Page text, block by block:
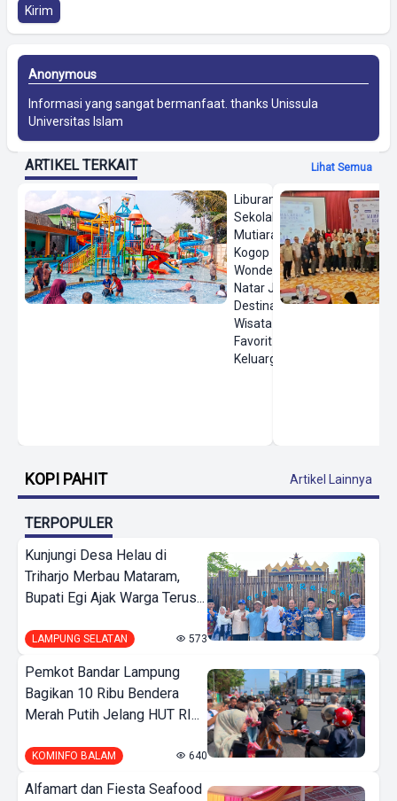
Kirim
Anonymous
Informasi yang sangat bermanfaat. thanks Unissula
Universitas Islam
ARTIKEL TERKAIT Lihat Semua
Liburan
Sekolah,
Mutiara
Kogop
Wonderland
Natar Jadi
Destinasi
Wisata Air
Favorit
Keluarga
KOPI PAHIT Artikel Lainnya
TERPOPULER
Kunjungi Desa Helau di
Triharjo Merbau Mataram,
Bupati Egi Ajak Warga Terus...
LAMPUNG SELATAN 573
Pemkot Bandar Lampung
Bagikan 10 Ribu Bendera
Merah Putih Jelang HUT RI...
KOMINFO BALAM 640
Alfamart dan Fiesta Seafood